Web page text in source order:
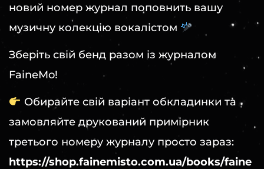
новий номер журнал поповнить вашу
музичну колекцію вокалістом
Зберіть свій бенд разом із журналом
FaineMo!
Обирайте свій варіант обкладинки та
замовляйте друкований примірник
третього номеру журналу просто зараз:
https://shop.fainemisto.com.ua/books/faine